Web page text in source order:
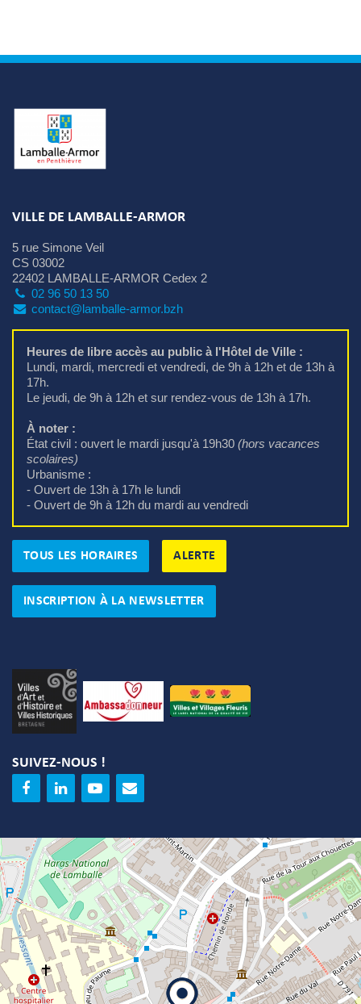
VILLE DE LAMBALLE-ARMOR
5 rue Simone Veil
CS 03002
22402 LAMBALLE-ARMOR Cedex 2
02 96 50 13 50
contact@lamballe-armor.bzh
Heures de libre accès au public à l'Hôtel de Ville :
Lundi, mardi, mercredi et vendredi, de 9h à 12h et de 13h à
17h.
Le jeudi, de 9h à 12h et sur rendez-vous de 13h à 17h.
À noter :
État civil : ouvert le mardi jusqu'à 19h30 (hors vacances
scolaires)
Urbanisme :
- Ouvert de 13h à 17h le lundi
- Ouvert de 9h à 12h du mardi au vendredi
TOUS LES HORAIRES ALERTE
INSCRIPTION À LA NEWSLETTER
SUIVEZ-NOUS !